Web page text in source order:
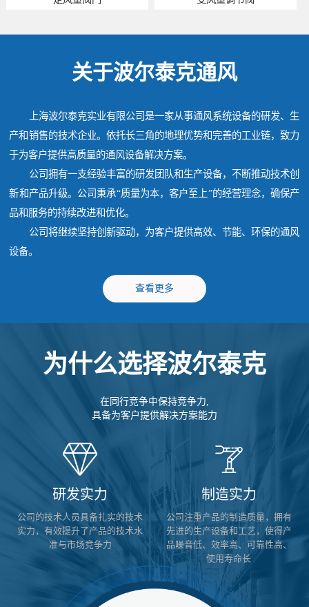
关于波尔泰克通风
上海波尔泰克实业有限公司是一家从事通风系统设备的研发、生
产和销售的技术企业。依托长三角的地理优势和完善的工业链，致力
于为客户提供高质量的通风设备解决方案。
公司拥有一支经验丰富的研发团队和生产设备，不断推动技术创
新和产品升级。公司秉承“质量为本，客户至上”的经营理念，确保产
品和服务的持续改进和优化。
公司将继续坚持创新驱动，为客户提供高效、节能、环保的通风
设备。
查看更多
为什么选择波尔泰克
在同行竞争中保持竞争力,
具备为客户提供解决方案能力
研发实力
公司的技术人员具备扎实的技术
实力，有效提升了产品的技术水
准与市场竞争力
制造实力
公司注重产品的制造质量，拥有
先进的生产设备和工艺，使得产
品噪音低、效率高、可靠性高、
使用寿命长